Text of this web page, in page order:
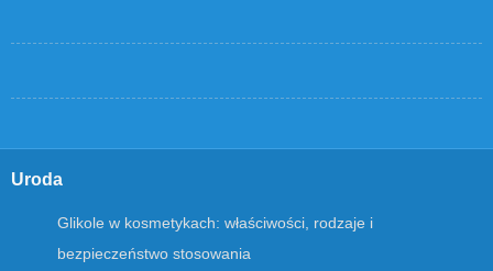
Uroda
Glikole w kosmetykach: właściwości, rodzaje i
bezpieczeństwo stosowania